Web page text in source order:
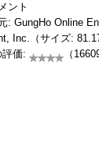
ント
: GungHo Online
Inc.（サイズ:
価:
（